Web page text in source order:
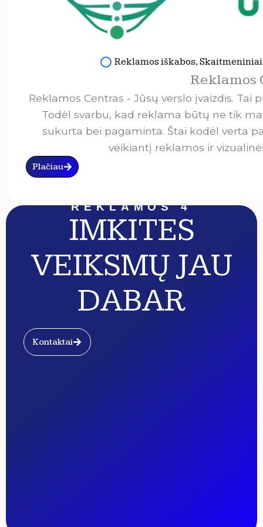
Reklamos iškabos,
Reklamos
Reklamos Centras - Jūsų verslo įvaizdis.
Todėl svarbu, kad reklama būtų ne tik
sukurta bei pagaminta. Štai kodėl verta
veikiantį reklamos ir
Plačiau
REKLAMOS 4
IMKITES
VEIKSMŲ JAU
DABAR
Kontaktai